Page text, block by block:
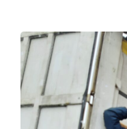
S
c
h